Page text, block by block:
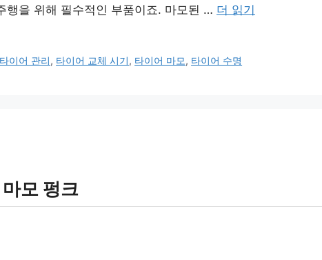
행을 위해 필수적인 부품이죠. 마모된 … 더 읽기
타이어 관리, 타이어 교체 시기, 타이어 마모, 타이어 수명
모 펑크